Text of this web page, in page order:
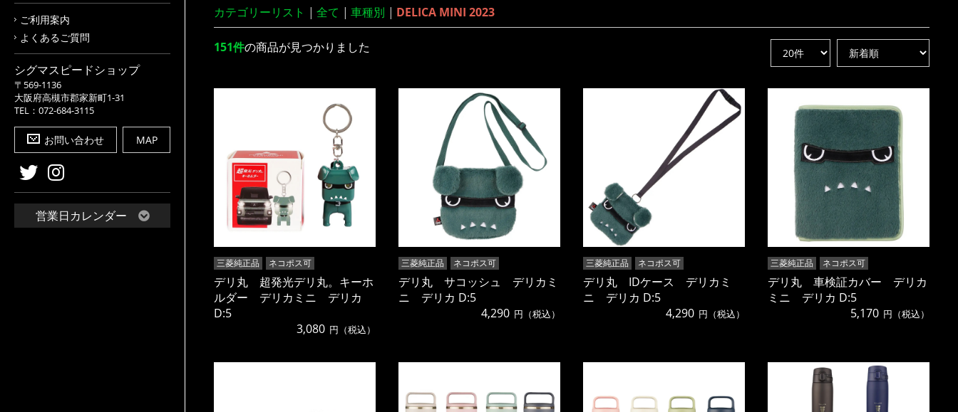
ご利用案内
よくあるご質問
シグマスピードショップ
〒569-1136
大阪府高槻市郡家新町1-31
TEL：072-684-3115
お問い合わせ MAP
営業日カレンダー
カテゴリーリスト | 全て | 車種別 | DELICA MINI 2023
151件の商品が見つかりました
三菱純正品 ネコポス可
デリ丸 超発光デリ丸。キーホ
ルダー デリカミニ デリカ
D:5
3,080 円（税込）
三菱純正品 ネコポス可
デリ丸 サコッシュ デリカミ
ニ デリカ D:5
4,290 円（税込）
三菱純正品 ネコポス可
デリ丸 IDケース デリカミ
ニ デリカ D:5
4,290 円（税込）
三菱純正品 ネコポス可
デリ丸 車検証カバー デリカ
ミニ デリカ D:5
5,170 円（税込）